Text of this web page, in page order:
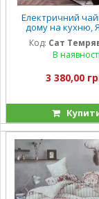
Електричний
дому на кухню,
домашній
Компактний
для дому RL-
Код: Сат
В наявності
3 380,00